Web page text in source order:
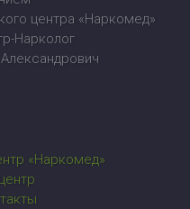
центра «Наркомед»
Нарколог
«Наркомед»